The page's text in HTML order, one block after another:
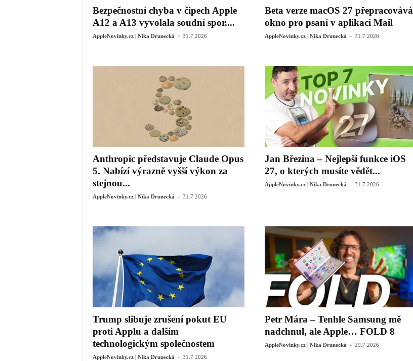
Bezpečnostní chyba v čipech Apple
A12 a A13 vyvolala soudní spor....
AppleNovinky.cz | Nika Drunecká - 31.7.2026
Beta verze macOS 27 přepracovává
okno pro psaní v aplikaci Mail
AppleNovinky.cz | Nika Drunecká - 31.7.2026
Anthropic představuje Claude Opus
5. Nabízí výrazně vyšší výkon za
stejnou...
AppleNovinky.cz | Nika Drunecká - 31.7.2026
Jan Březina – Nejlepší funkce iOS
27, o kterých musíte vědět...
AppleNovinky.cz | Nika Drunecká - 31.7.2026
Trump slibuje zrušení pokut EU
proti Applu a dalším
technologickým společnostem
AppleNovinky.cz | Nika Drunecká - 31.7.2026
Petr Mára – Tenhle Samsung mě
nadchnul, ale Apple… FOLD 8
AppleNovinky.cz | Nika Drunecká - 29.7.2026